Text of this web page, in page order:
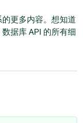
更多内容。想知道
据库 API 的所有细